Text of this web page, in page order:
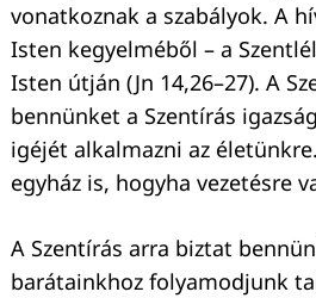
vonatkoznak a szabályok. A
Isten kegyelméből – a
Isten útján (Jn 14,26–27). A
bennünket a Szentírás
igéjét alkalmazni az
egyház is, hogyha vezetésre
A Szentírás arra biztat
barátainkhoz folyamodjunk